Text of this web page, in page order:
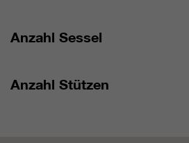
Anzahl Sessel
Anzahl Stützen